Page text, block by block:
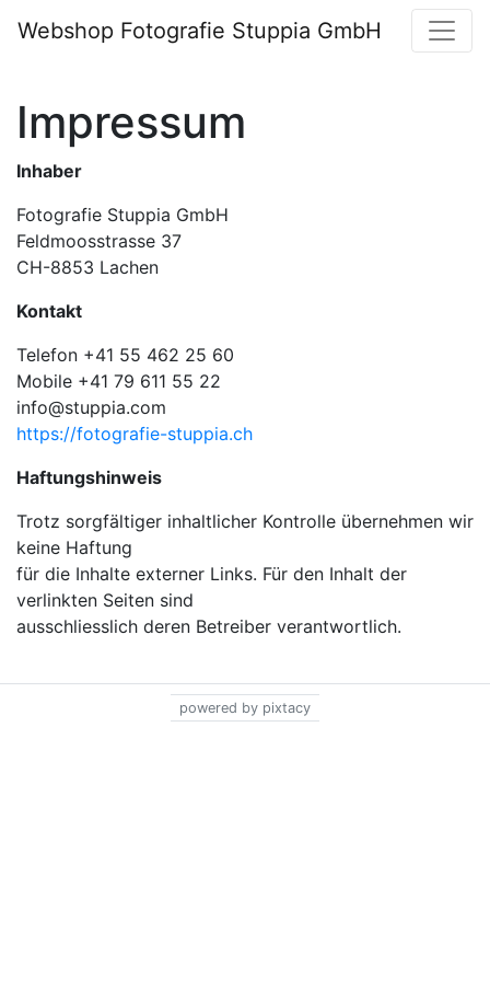
Webshop Fotografie Stuppia GmbH
Impressum
Inhaber
Fotografie Stuppia GmbH
Feldmoosstrasse 37
CH-8853 Lachen
Kontakt
Telefon +41 55 462 25 60
Mobile +41 79 611 55 22
info@stuppia.com
https://fotografie-stuppia.ch
Haftungshinweis
Trotz sorgfältiger inhaltlicher Kontrolle übernehmen wir
keine Haftung
für die Inhalte externer Links. Für den Inhalt der
verlinkten Seiten sind
ausschliesslich deren Betreiber verantwortlich.
powered by pixtacy